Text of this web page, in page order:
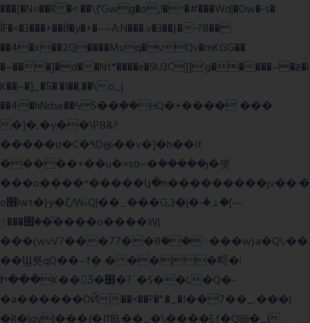
���(�N=��R �< ��\{'Gwg�o,!�^�#���Wd|�Ow�-s�
ĬF�<�3���+��8ͣ�y�+�~~A:N���.v�3��}�-?8��
��4�x��2Q����Msq�vQv�mKGG��
�~���]�d��Nt*����e�9U3C]]'g�����~�ƶ�l
K��~�]_�5�.�I��,��\o_|
��4�hNdse��ϟS��ܷ��HQ�+���� ���
�]�,�y��\P8&?
�����ʋ�C�۹D@��v�]�h��It
�����+��u�=sο~�ܿ�����j�믯
���o����^�����կ�n���������jv��:�
o׫lwt�}y�ζ/W˫Q|��_���G,3�|�ޝ]�ۿ.�-
�׿���ۯ�ͫ����o����W|
���(wvV܀��8��77���7���w}a�Q\܃��
��Ϣ룟qQ��~f� � ��|�㽟�!
Ի���K��3ٓ�׸�?`�S��L�Q�-
�a������OЙ��<��?�":�_�I��7��_.���|